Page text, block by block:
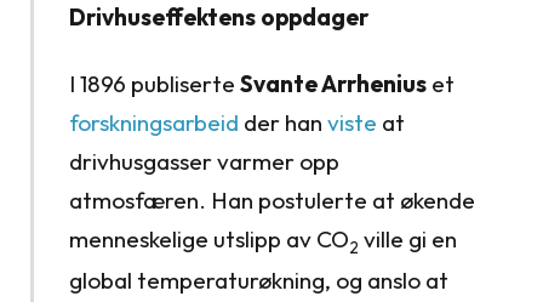
Drivhuseffektens oppdager
I 1896 publiserte Svante Arrhenius et
forskningsarbeid der han viste at
drivhusgasser varmer opp
atmosfæren. Han postulerte at økende
menneskelige utslipp av CO2 ville gi en
global temperaturøkning, og anslo at